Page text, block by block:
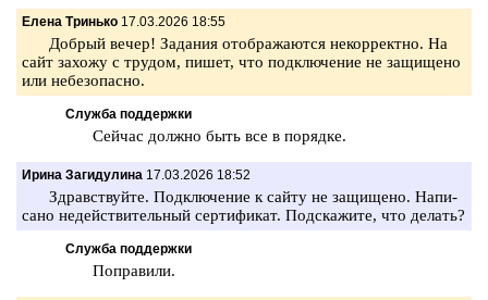
Елена Тринько 17.03.2026 18:55
Доб­рый вечер! За­да­ния отоб­ра­жа­ют­ся не­кор­рект­но. На
сайт за­хо­жу с тру­дом, пишет, что под­клю­че­ние не за­щи­ще­но
или не­без­опас­но.
Служба поддержки
Сей­час долж­но быть все в по­ряд­ке.
Ирина Загидулина 17.03.2026 18:52
Здрав­ствуй­те. Под­клю­че­ние к сайту не за­щи­ще­но. На­пи­
са­но не­дей­стви­тель­ный сер­ти­фи­кат. Под­ска­жи­те, что де­лать?
Служба поддержки
По­пра­ви­ли.